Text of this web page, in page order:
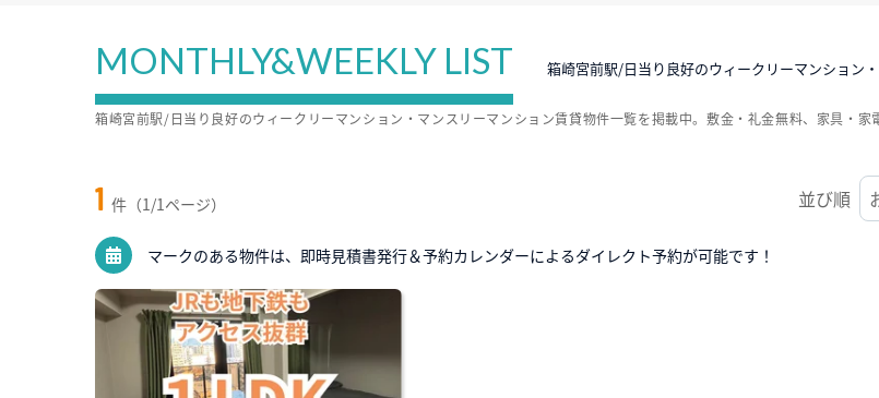
MONTHLY&WEEKLY LIST 箱崎宮前駅/日当り良好のウィークリーマンション
1 件（1/1ページ） 並び順
マークのある物件は、即時見積書発行＆予約カレンダーによるダイレクト予約が可能です！
箱崎宮前駅/日当り良好のウィークリーマンション・マンスリーマンション賃貸物件一覧を掲載中。敷金・礼金無料、家具・家